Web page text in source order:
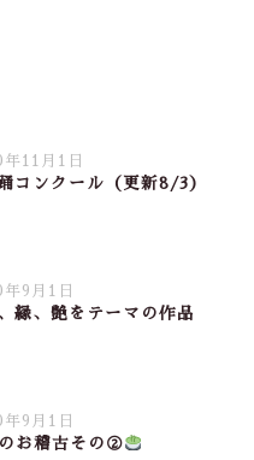
11月1日
コンクール（更新8/3）
9月1日
縁、艶をテーマの作品
9月1日
お稽古その②